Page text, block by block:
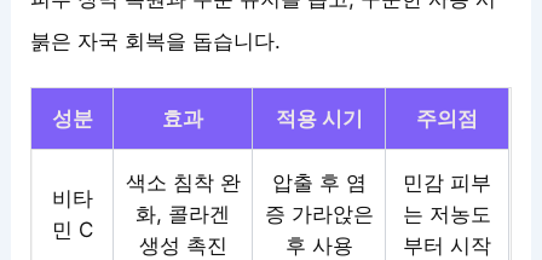
붉은 자국 회복을 돕습니다.
성분 효과 적용 시기 주의점
비타
민 C
색소 침착 완
화, 콜라겐
생성 촉진
압출 후 염
증 가라앉은
후 사용
민감 피부
는 저농도
부터 시작